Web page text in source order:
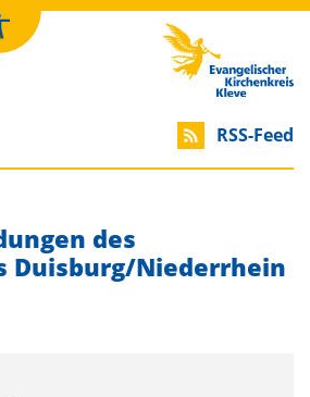
Kirchenkreis Kleve
RSS-Feed
des
Duisburg/Niederrhein